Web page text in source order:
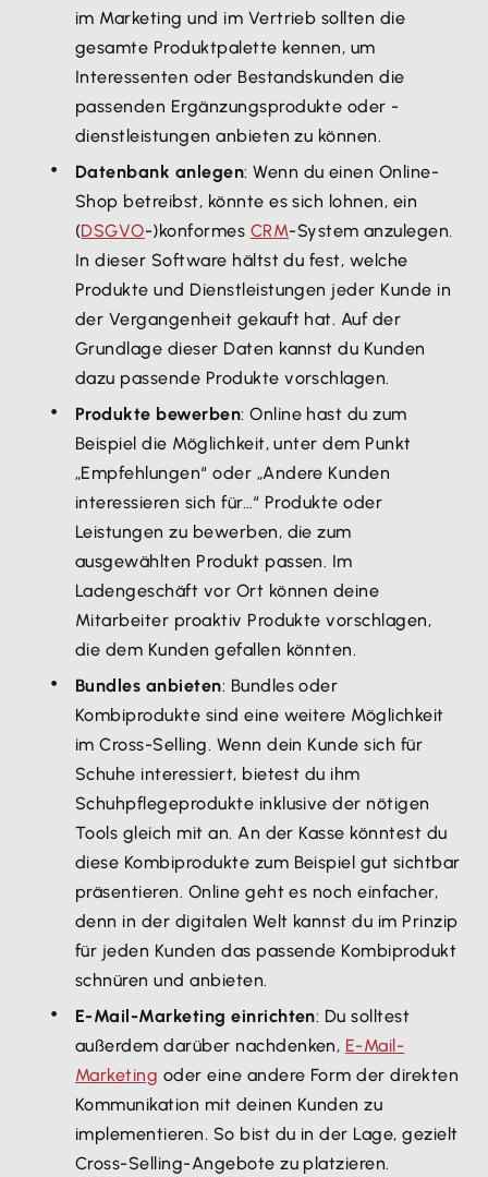
im Marketing und im Vertrieb sollten die
gesamte Produktpalette kennen, um
Interessenten oder Bestandskunden die
passenden Ergänzungsprodukte oder -
dienstleistungen anbieten zu können.
Datenbank anlegen: Wenn du einen Online-
Shop betreibst, könnte es sich lohnen, ein
(DSGVO-)konformes CRM-System anzulegen.
In dieser Software hältst du fest, welche
Produkte und Dienstleistungen jeder Kunde in
der Vergangenheit gekauft hat. Auf der
Grundlage dieser Daten kannst du Kunden
dazu passende Produkte vorschlagen.
Produkte bewerben: Online hast du zum
Beispiel die Möglichkeit, unter dem Punkt
„Empfehlungen“ oder „Andere Kunden
interessieren sich für…“ Produkte oder
Leistungen zu bewerben, die zum
ausgewählten Produkt passen. Im
Ladengeschäft vor Ort können deine
Mitarbeiter proaktiv Produkte vorschlagen,
die dem Kunden gefallen könnten.
Bundles anbieten: Bundles oder
Kombiprodukte sind eine weitere Möglichkeit
im Cross-Selling. Wenn dein Kunde sich für
Schuhe interessiert, bietest du ihm
Schuhpflegeprodukte inklusive der nötigen
Tools gleich mit an. An der Kasse könntest du
diese Kombiprodukte zum Beispiel gut sichtbar
präsentieren. Online geht es noch einfacher,
denn in der digitalen Welt kannst du im Prinzip
für jeden Kunden das passende Kombiprodukt
schnüren und anbieten.
E-Mail-Marketing einrichten: Du solltest
außerdem darüber nachdenken, E-Mail-
Marketing oder eine andere Form der direkten
Kommunikation mit deinen Kunden zu
implementieren. So bist du in der Lage, gezielt
Cross-Selling-Angebote zu platzieren.